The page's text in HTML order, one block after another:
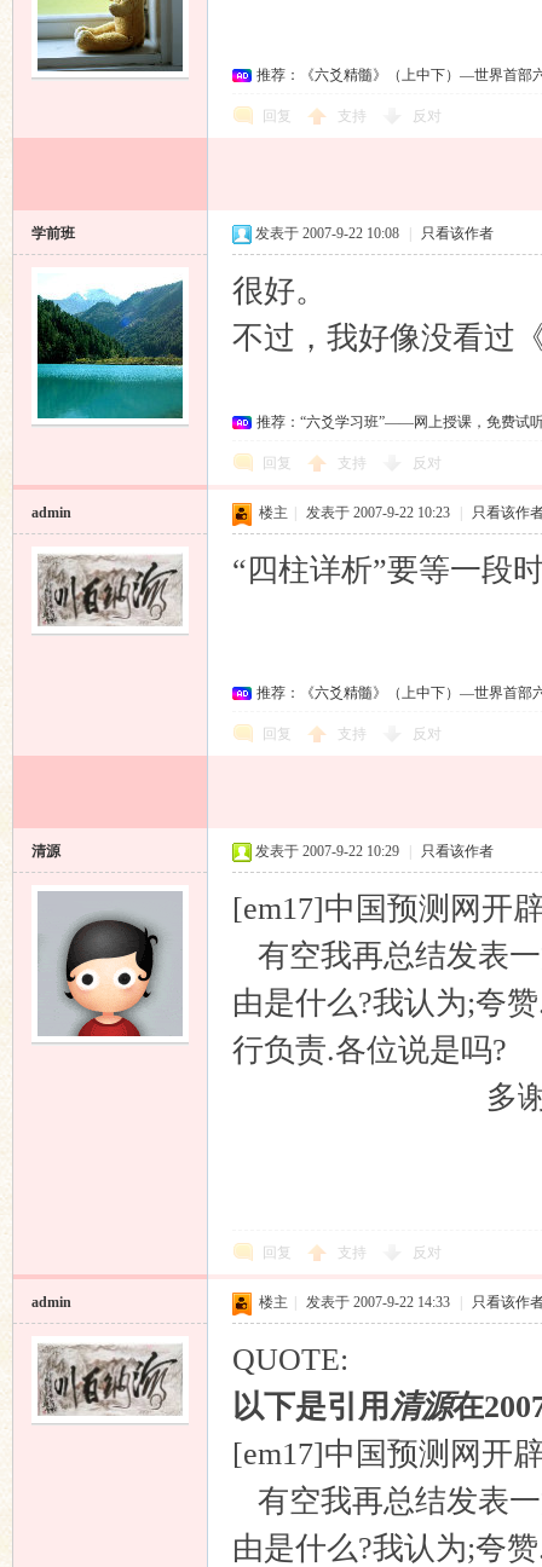
推荐：《六爻精髓》（上中下）—世界首部
回复 支持 反对
学前班 发表于 2007-9-22 10:08 只看该作者
很好。
不过，我好像没看过
推荐：“六爻学习班”——网上授课，免费试
回复 支持 反对
admin 楼主 发表于 2007-9-22 10:23 只看该作
“四柱详析”要等一段
推荐：《六爻精髓》（上中下）—世界首部
回复 支持 反对
清源 发表于 2007-9-22 10:29 只看该作者
[em17]中国预测网开
有空我再总结发表
由是什么?我认为;夸
行负责.各位说是吗?
多谢各位
回复 支持 反对
admin 楼主 发表于 2007-9-22 14:33 只看该作
QUOTE:
以下是引用 清源在
[em17]中国预测网开
有空我再总结发表
由是什么?我认为;夸